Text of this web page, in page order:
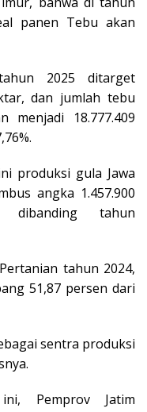
panen Tebu akan
2025 ditarget
dan jumlah tebu
menjadi 18.777.409
produksi gula Jawa
angka 1.457.900
dibanding tahun
tahun 2024,
51,87 persen dari
sentra produksi
Pemprov Jatim